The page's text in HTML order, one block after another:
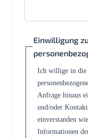
Einwilligung
Ich willige in die
Anfrage hinaus
und/oder
einverstanden
Informationen